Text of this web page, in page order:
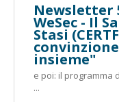
Newsletter
WeSec - Il
Stasi
insieme"
e poi: il programma
...